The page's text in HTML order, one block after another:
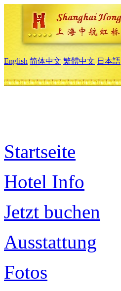
English 简体中文 繁體中文 日本語
Startseite
Hotel Info
Jetzt buchen
Ausstattung
Fotos